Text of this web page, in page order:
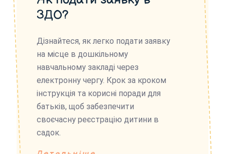
ЗДО?
Дізнайтеся, як легко подати заявку
на місце в дошкільному
навчальному закладі через
електронну чергу. Крок за кроком
інструкція та корисні поради для
батьків, щоб забезпечити
своєчасну реєстрацію дитини в
садок.